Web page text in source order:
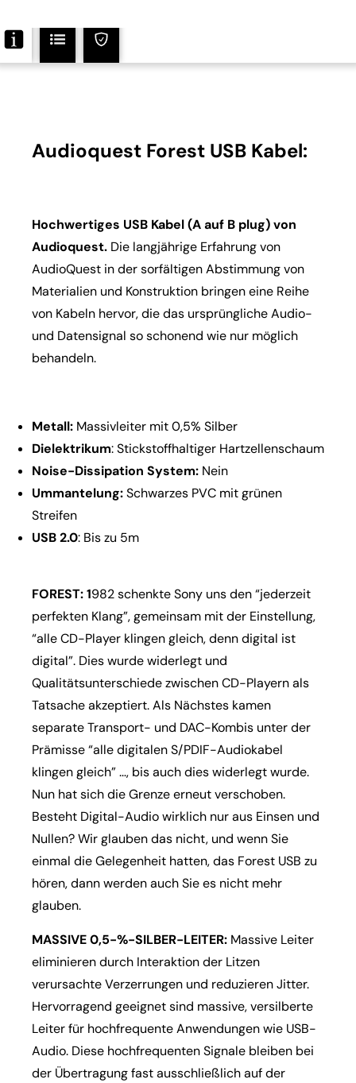
Audioquest Forest USB Kabel:
Hochwertiges USB Kabel (A auf B plug) von
Audioquest. Die langjährige Erfahrung von
AudioQuest in der sorfältigen Abstimmung von
Materialien und Konstruktion bringen eine Reihe
von Kabeln hervor, die das ursprüngliche Audio-
und Datensignal so schonend wie nur möglich
behandeln.
Metall: Massivleiter mit 0,5% Silber
Dielektrikum: Stickstoffhaltiger Hartzellenschaum
Noise-Dissipation System: Nein
Ummantelung:Schwarzes PVC mit grünen
Streifen
USB 2.0: Bis zu 5m
FOREST: 1982 schenkte Sony uns den “jederzeit
perfekten Klang”, gemeinsam mit der Einstellung,
“alle CD-Player klingen gleich, denn digital ist
digital”. Dies wurde widerlegt und
Qualitätsunterschiede zwischen CD-Playern als
Tatsache akzeptiert. Als Nächstes kamen
separate Transport- und DAC-Kombis unter der
Prämisse “alle digitalen S/PDIF-Audiokabel
klingen gleich” …, bis auch dies widerlegt wurde.
Nun hat sich die Grenze erneut verschoben.
Besteht Digital-Audio wirklich nur aus Einsen und
Nullen? Wir glauben das nicht, und wenn Sie
einmal die Gelegenheit hatten, das Forest USB zu
hören, dann werden auch Sie es nicht mehr
glauben.
MASSIVE 0,5-%-SILBER-LEITER: Massive Leiter
eliminieren durch Interaktion der Litzen
verursachte Verzerrungen und reduzieren Jitter.
Hervorragend geeignet sind massive, versilberte
Leiter für hochfrequente Anwendungen wie USB-
Audio. Diese hochfrequenten Signale bleiben bei
der Übertragung fast ausschließlich auf der